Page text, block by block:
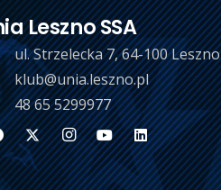
Leszno SSA
ul. Strzelecka 7, 64-100 Leszno
klub@unia.leszno.pl
48 65 5299977